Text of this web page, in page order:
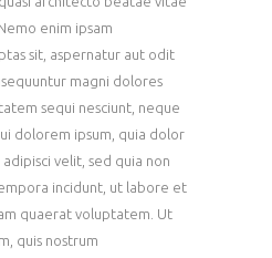
enim ipsam
sit, aspernatur aut odit
magni dolores
sequi nesciunt, neque
dolorem ipsum, quia dolor
velit, sed quia non
incidunt, ut labore et
quaerat voluptatem. Ut
quis nostrum